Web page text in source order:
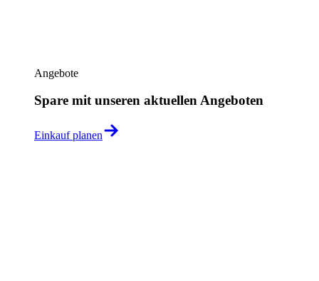
Angebote
Spare mit unseren aktuellen Angeboten
Einkauf planen